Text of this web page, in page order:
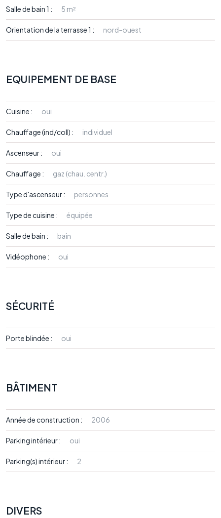
Salle de bain 1 : 5 m²
Orientation de la terrasse 1 : nord-ouest
EQUIPEMENT DE BASE
Cuisine : oui
Chauffage (ind/coll) : individuel
Ascenseur : oui
Chauffage : gaz (chau. centr.)
Type d'ascenseur : personnes
Type de cuisine : équipée
Salle de bain : bain
Vidéophone : oui
SÉCURITÉ
Porte blindée : oui
BÂTIMENT
Année de construction : 2006
Parking intérieur : oui
Parking(s) intérieur : 2
DIVERS